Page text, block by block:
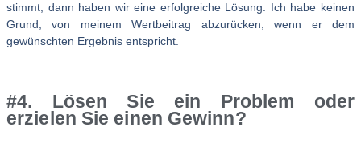
stimmt, dann haben wir eine erfolgreiche Lösung. Ich habe keinen
Grund, von meinem Wertbeitrag abzurücken, wenn er dem
gewünschten Ergebnis entspricht.
#4. Lösen Sie ein Problem oder
erzielen Sie einen Gewinn?